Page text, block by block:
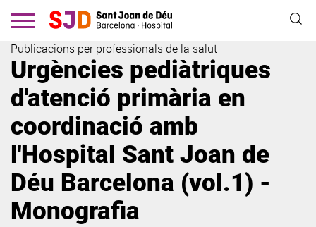
Publicacions per professionals de la salut
Urgències pediàtriques
d'atenció primària en
coordinació amb
l'Hospital Sant Joan de
Déu Barcelona (vol.1) -
Monografia